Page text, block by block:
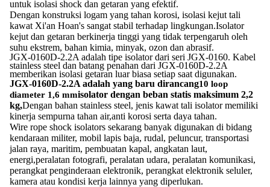
untuk isolasi shock dan getaran yang efektif.
Dengan konstruksi logam yang tahan korosi, isolasi kejut tali
kawat Xi'an Hoan's sangat stabil terhadap lingkungan.Isolator
kejut dan getaran berkinerja tinggi yang tidak terpengaruh oleh
suhu ekstrem, bahan kimia, minyak, ozon dan abrasif.
JGX-0160D-2.2A adalah tipe isolator dari seri JGX-0160. Kabel
stainless steel dan batang penahan dari JGX-0160D-2.2A
memberikan isolasi getaran luar biasa setiap saat digunakan.
JGX-0160D-2.2A adalah yang baru dirancang10 loop
diameter 1,6 mmisolator dengan beban statis maksimum 2,2
kg,Dengan bahan stainless steel, jenis kawat tali isolator memiliki
kinerja sempurna tahan air,anti korosi serta daya tahan.
Wire rope shock isolators sekarang banyak digunakan di bidang
kendaraan militer, mobil lapis baja, rudal, peluncur, transportasi
jalan raya, maritim, pembuatan kapal, angkatan laut,
energi,peralatan fotografi, peralatan udara, peralatan komunikasi,
perangkat penginderaan elektronik, perangkat elektronik seluler,
kamera atau kondisi kerja lainnya yang diperlukan.